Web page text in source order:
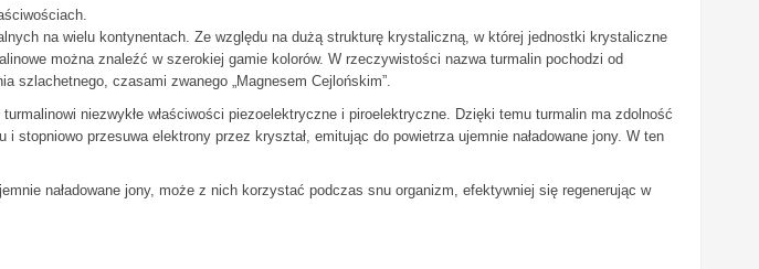
na wielu kontynentach. Ze względu na dużą strukturę krystaliczną, w której jednostki krystaliczne
można znaleźć w szerokiej gamie kolorów. W rzeczywistości nazwa turmalin pochodzi od
szlachetnego, czasami zwanego „Magnesem Cejlońskim”.
niezwykłe właściwości piezoelektryczne i piroelektryczne. Dzięki temu turmalin ma zdolność
stopniowo przesuwa elektrony przez kryształ, emitując do powietrza ujemnie naładowane jony. W ten
naładowane jony, może z nich korzystać podczas snu organizm, efektywniej się regenerując w